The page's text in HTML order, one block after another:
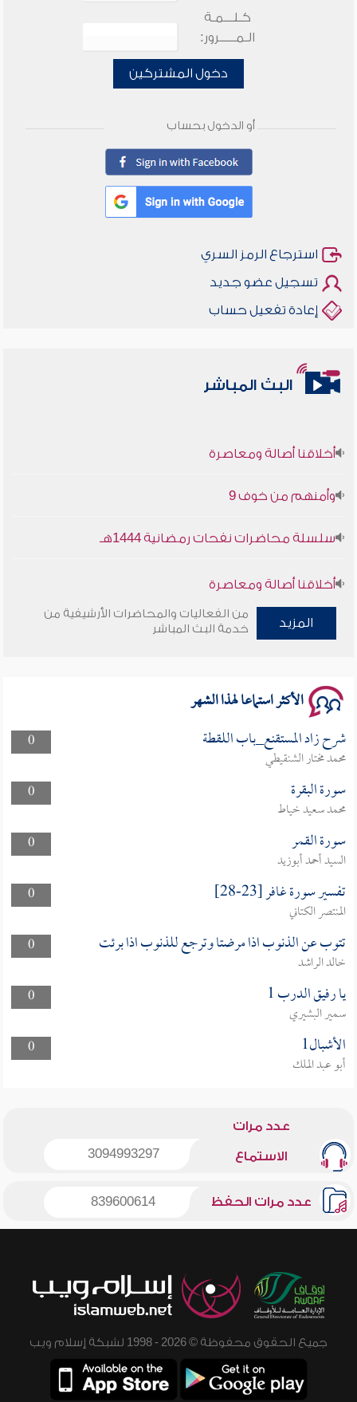
كـلـــمـة
الـمـــــرور:
دخول المشتركين
أو الدخول بحساب
استرجاع الرمز السري
تسجيل عضو جديد
إعادة تفعيل حساب
البث المباشر
أخلاقنا أصالة ومعاصرة
وأمنهم من خوف 9
سلسلة محاضرات نفحات رمضانية 1444هـ
أخلاقنا أصالة ومعاصرة
وأمنهم من خوف 9
المزيد
من الفعاليات والمحاضرات الأرشيفية من
خدمة البث المباشر
الأكثر استماعا لهذا الشهر
0 شرح زاد المستقنع_باب اللقطة
محمد مختار الشنقيطي
0
سورة البقرة
محمد سعيد خياط
0
سورة القمر
السيد أحمد أبوزيد
0
تفسير سورة غافر [23-28]
المنتصر الكتاني
0
تتوب عن الذنوب اذا مرضتا وترجع للذنوب اذا برئت
خالد الراشد
0
يا رفيق الدرب 1
سمير البشيري
0
الأشبال1
أبو عبد الملك
عدد مرات
الاستماع 3094993297
عدد مرات الحفظ 839600614
جميع الحقوق محفوظة © 2026 - 1998 لشبكة إسلام ويب